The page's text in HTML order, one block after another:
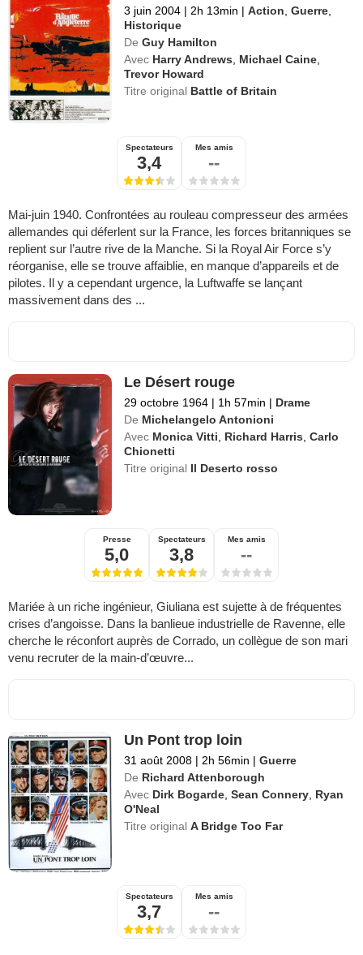
3 juin 2004 | 2h 13min | Action ,Guerre
Historique
De Guy Hamilton
Avec Harry Andrews Michael Caine
Trevor Howard
Titre original Battle of Britain
Spectateurs
3,4
Mes amis
--
Mai-juin 1940. Confrontées au rouleau compresseur des armées
allemandes qui déferlent sur la France, les forces britanniques se
replient sur l’autre rive de la Manche. Si la Royal Air Force s’y
réorganise, elle se trouve affaiblie, en manque d’appareils et de
pilotes. Il y a cependant urgence, la Luftwaffe se lançant
massivement dans des ...
Le Désert rouge
29 octobre 1964 | 1h 57min | Drame
De Michelangelo Antonioni
Avec Monica Vitti Richard Harris ,Carlo
Chionetti
Titre original Il Deserto rosso
Presse
5,0
Spectateurs
3,8
Mes amis
--
Mariée à un riche ingénieur, Giuliana est sujette à de fréquentes
crises d’angoisse. Dans la banlieue industrielle de Ravenne, elle
cherche le réconfort auprès de Corrado, un collègue de son mari
venu recruter de la main-d’œuvre...
Un Pont trop loin
31 août 2008 | 2h 56min | Guerre
De Richard Attenborough
Avec Dirk Bogarde ,Sean Connery Ryan
O'Neal
Titre originalA Bridge Too Far
Spectateurs
3,7
Mes amis
--